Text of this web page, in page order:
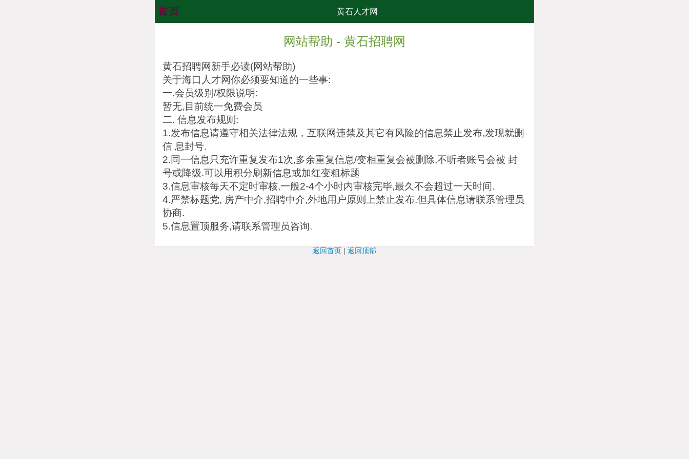
黄石人才网
网站帮助 - 黄石招聘网
黄石招聘网新手必读(网站帮助)
关于海口人才网你必须要知道的一些事:
一.会员级别/权限说明:
暂无,目前统一免费会员
二. 信息发布规则:
1.发布信息请遵守相关法律法规，互联网违禁及其它有风险的信息禁止发布,发现就删
信 息封号.
2.同一信息只充许重复发布1次,多余重复信息/变相重复会被删除,不听者账号会被 封
号或降级.可以用积分刷新信息或加红变粗标题
3.信息审核每天不定时审核,一般2-4个小时内审核完毕,最久不会超过一天时间.
4.严禁标题党, 房产中介,招聘中介,外地用户原则上禁止发布.但具体信息请联系管理员
协商.
5.信息置顶服务,请联系管理员咨询.
返回首页 | 返回顶部